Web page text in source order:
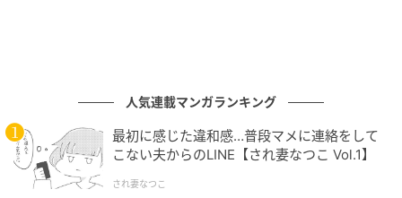
人気連載マンガランキング
最初に感じた違和感…普段マメに連絡をして
こない夫からのLINE【され妻なつこ Vol.1】
され妻なつこ